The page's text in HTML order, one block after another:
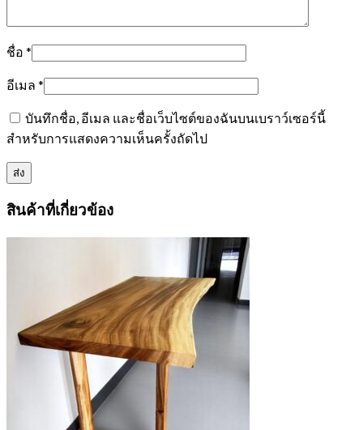
ชื่อ *
อีเมล *
บันทึกชื่อ, อีเมล และชื่อเว็บไซต์ของฉันบนเบราว์เซอร์นี้
สำหรับการแสดงความเห็นครั้งถัดไป
สินค้าที่เกี่ยวข้อง